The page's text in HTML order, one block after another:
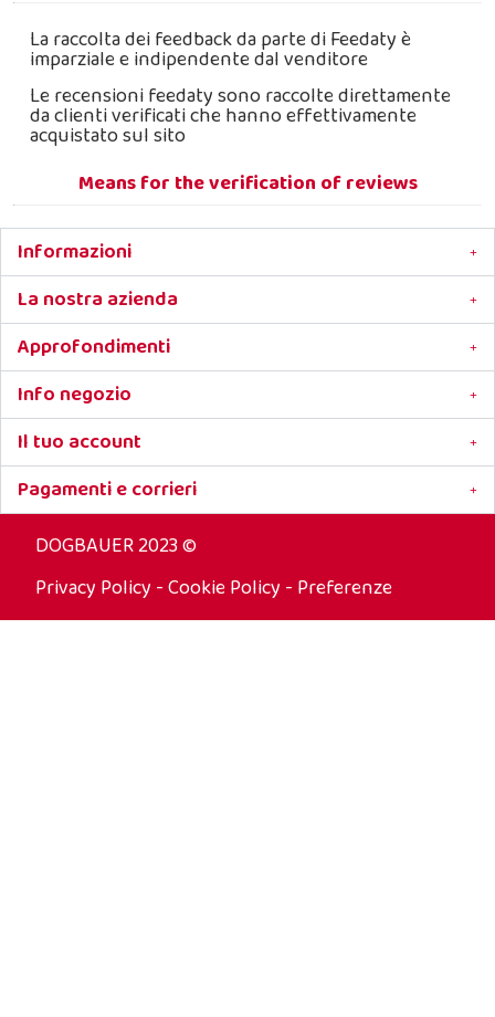
La raccolta dei feedback da parte di Feedaty è
imparziale e indipendente dal venditore
Le recensioni feedaty sono raccolte direttamente
da clienti verificati che hanno effettivamente
acquistato sul sito
Means for the verification of reviews
Informazioni
La nostra azienda
Approfondimenti
Info negozio
Il tuo account
Pagamenti e corrieri
DOGBAUER 2023 ©
Privacy Policy -Cookie Policy - Preferenze